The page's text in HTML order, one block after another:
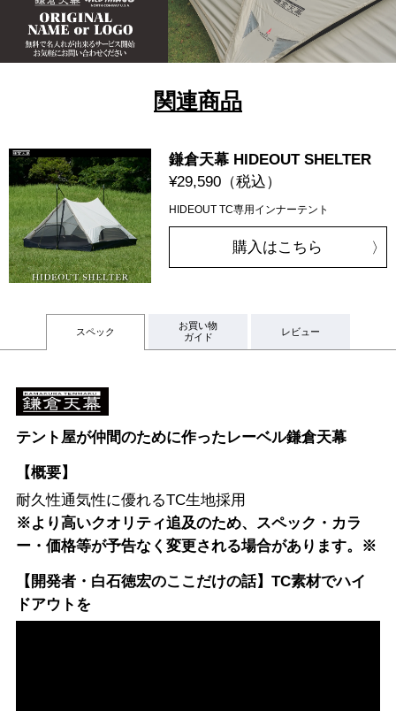
関連商品
鎌倉天幕 HIDEOUT SHELTER
¥29,590（税込）
HIDEOUT TC専用インナーテント
購入はこちら
スペック
お買い物
ガイド
レビュー
テント屋が仲間のために作ったレーベル鎌倉天幕
【概要】
耐久性通気性に優れるTC生地採用
※より高いクオリティ追及のため、スペック・カラ
ー・価格等が予告なく変更される場合があります。※
【開発者・白石徳宏のここだけの話】TC素材でハイ
ドアウトを